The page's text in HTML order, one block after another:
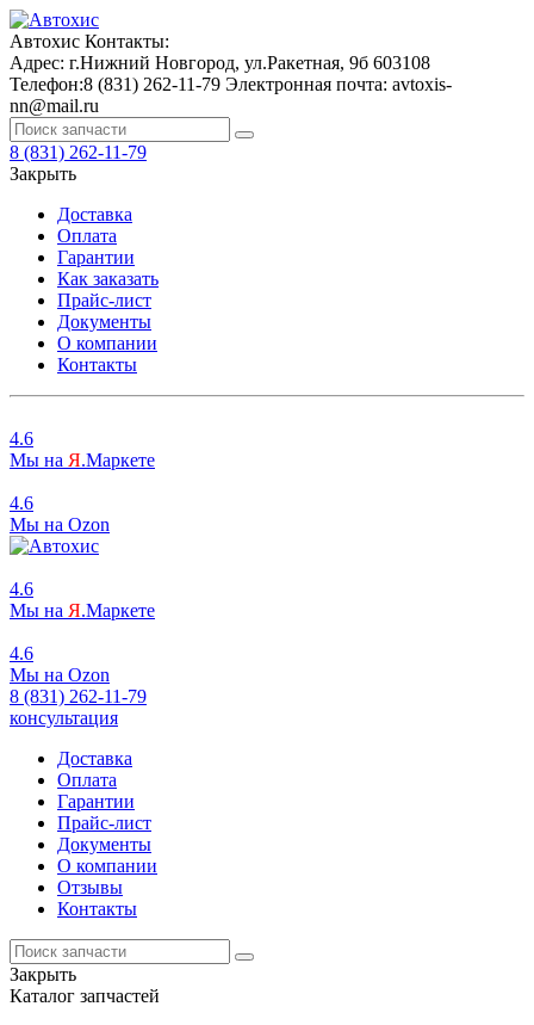
Автохис Контакты:
Адрес: г.Нижний Новгород, ул.Ракетная, 9б 603108
Телефон:8 (831) 262-11-79 Электронная почта: avtoxis-
nn@mail.ru
8 (831) 262-11-79
Закрыть
Доставка
Оплата
Гарантии
Как заказать
Прайс-лист
Документы
О компании
Контакты
4.6
Мы на Я.Маркете
4.6
Мы на Ozon
4.6
Мы на Я.Маркете
4.6
Мы на Ozon
8 (831) 262-11-79
консультация
Доставка
Оплата
Гарантии
Прайс-лист
Документы
О компании
Отзывы
Контакты
Закрыть
Каталог запчастей